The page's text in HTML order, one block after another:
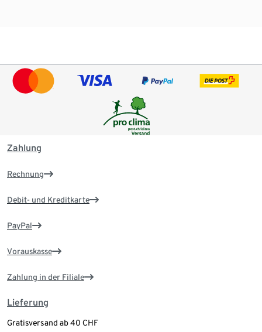
Zahlung
Rechnung
Debit- und Kreditkarte
PayPal
Vorauskasse
Zahlung in der Filiale
Lieferung
Gratisversand ab 40 CHF